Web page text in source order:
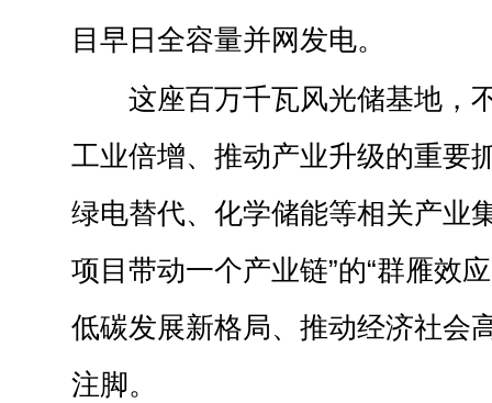
目早日全容量并网发电。
这座百万千瓦风光储基地，
工业倍增、推动产业升级的重要
绿电替代、化学储能等相关产业
项目带动一个产业链”的“群雁效
低碳发展新格局、推动经济社会
注脚。